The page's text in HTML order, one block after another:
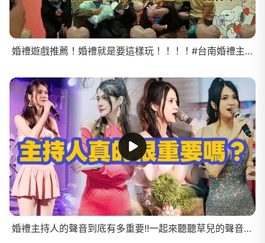
婚禮遊戲推薦！婚禮就是要這樣玩！！！！#台南婚禮主持 #台南主持人 #嘉義婚禮主持 #熱門 #婚禮主持人 #推薦 #音樂 #apt
婚禮主持人的聲音到底有多重要!!一起來聽聽草兒的聲音吧!!